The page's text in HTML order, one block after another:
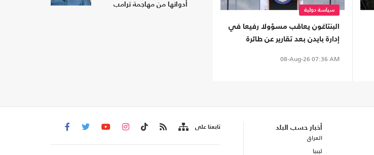
سياسة دولية
البنتاغون يعاقب مسؤولا رفيعا في
إدارة بايدن بعد تقارير عن طائرة
08-Aug-26 07:36 AM
أدواتها من مهاجمة ترامب
أخبار حسب البلد
العراق
ليبيا
تابعنا على